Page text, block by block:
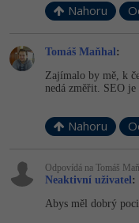
Nahoru
Tomáš Maňhal:
Zajímalo by mě, k
nedá změřit. SEO
Nahoru
Odpovídá na Tomáš
Neaktivní uživatel:
Abys měl dobrý